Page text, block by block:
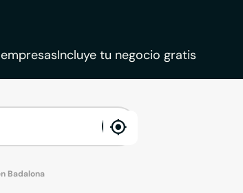
Incluye tu negocio gratis
enable
Badalona